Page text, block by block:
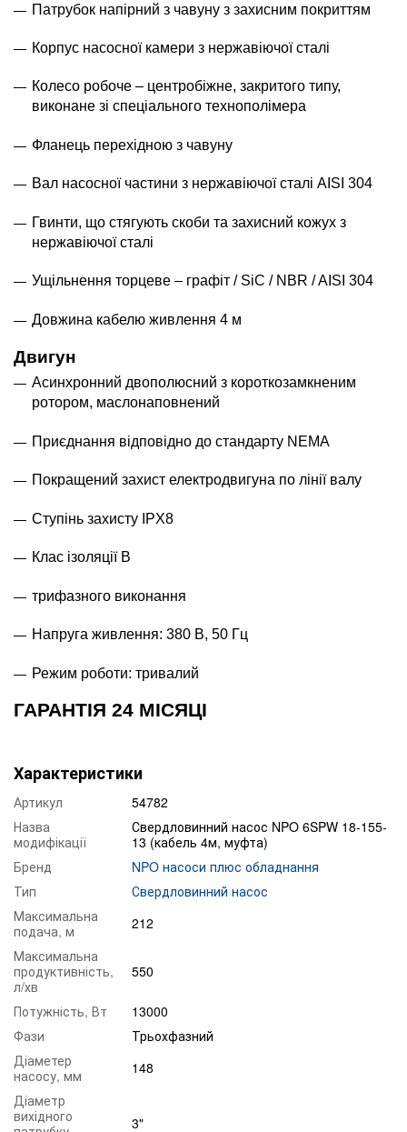
Патрубок напірний з чавуну з захисним покриттям
Корпус насосної камери з нержавіючої сталі
Колесо робоче – центробіжне, закритого типу,
виконане зі спеціального технополімера
Фланець перехідною з чавуну
Вал насосної частини з нержавіючої сталі AISI 304
Гвинти, що стягують скоби та захисний кожух з
нержавіючої сталі
Ущільнення торцеве – графіт / SiC / NBR / AISI 304
Довжина кабелю живлення 4 м
Двигун
Асинхронний двополюсний з короткозамкненим
ротором, маслонаповнений
Приєднання відповідно до стандарту NEMA
Покращений захист електродвигуна по лінії валу
Ступінь захисту IPХ8
Клас ізоляції В
трифазного виконання
Напруга живлення: 380 В, 50 Гц
Режим роботи: тривалий
ГАРАНТІЯ 24 МІСЯЦІ
Характеристики
Артикул
54782
Назва
модифікації
Свердловинний насос NPO 6SPW 18-155-
13 (кабель 4м, муфта)
Бренд
NPO насоси плюс обладнання
Тип
Свердловинний насос
Максимальна
подача, м
212
Максимальна
продуктивність,
л/хв
550
Потужність, Вт
13000
Фази
Трьохфазний
Діаметер
насосу, мм
148
Діаметр
вихідного
3"